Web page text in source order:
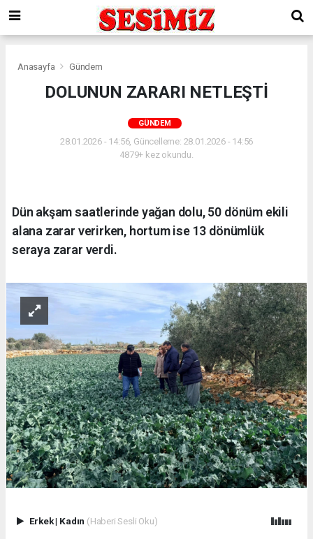
Anasayfa Gündem
DOLUNUN ZARARI NETLEŞTİ
GÜNDEM
28.01.2026 - 14:56, Güncelleme: 28.01.2026 - 14:56
4879+ kez okundu.
Dün akşam saatlerinde yağan dolu, 50 dönüm ekili
alana zarar verirken, hortum ise 13 dönümlük
seraya zarar verdi.
Erkek| Kadın (Haberi Sesli Oku)